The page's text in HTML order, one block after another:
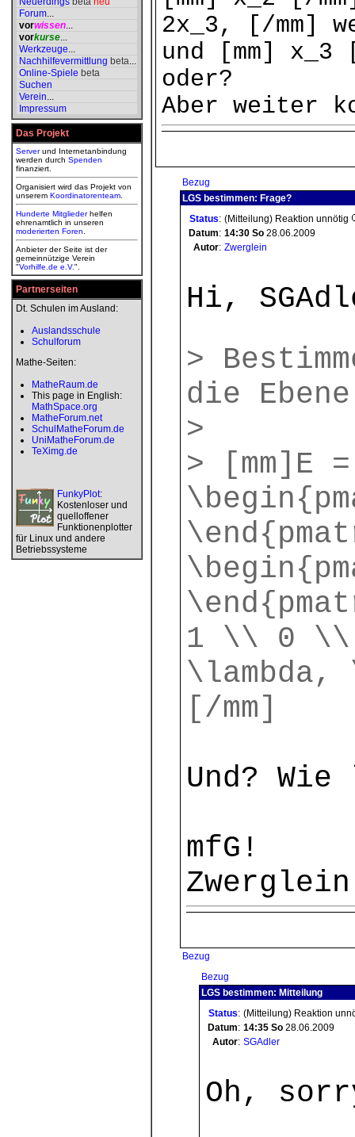
Forum...
vorwissen...
vorkurse...
Werkzeuge...
Nachhilfevermittlung beta...
Online-Spiele beta
Suchen
Verein...
Impressum
Das Projekt
Serverund Internetanbindung
werden durch Spenden
finanziert.
Organisiert wird das Projekt von
unserem Koordinatorenteam
Hunderte Mitgliederhelfen
ehrenamtlich in unseren
moderierten Foren
Anbieter der Seite ist der
gemeinnützige Verein
"Vorhilfe.de e.V.".
Partnerseiten
Dt. Schulen im Ausland:
Auslandsschule
Schulforum
Mathe-Seiten:
MatheRaum.de
This page in English:
MathSpace.org
MatheForum.net
SchulMatheForum.de
UniMatheForum.de
TeXimg.de
FunkyPlot:
Kostenloser und
quelloffener
Funktionenplotter
für Linux und andere
Betriebssysteme
2x_3, [/mm]
und [mm]
oder?
Aber weiter
Bezug
LGS bestimmen: Frage?
Status: (Mitteilung) Reaktion unnötig
Datum: 14:30 So 28.06.2009
Autor: Zwerglein
Hi,
>
die Ebene
>
> [mm]E
1 \\ 0 \\
[/mm]
Und?
mfG!
Zwerglein
Bezug
Bezug
LGS bestimmen: Mitteilung
Status: (Mitteilung) Reaktion
Datum: 14:35 So 28.06.2009
Autor: SGAdler
Oh,